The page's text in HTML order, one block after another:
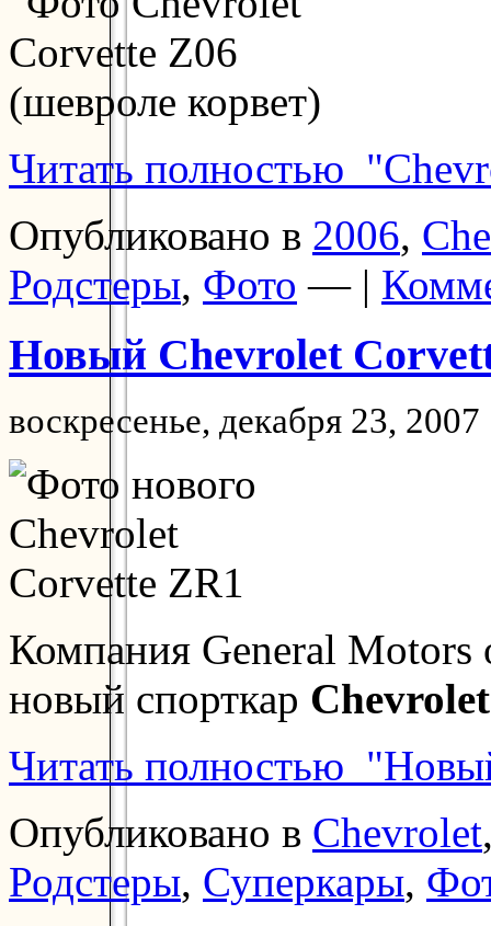
Читать полностью
Опубликовано в 2006,
Родстеры, Фото — |
Новый Chevrolet
воскресенье, декабря 23, 2007
Компания General Motors
новый спорткар
Читать полностью
Опубликовано в Chevrolet
Родстеры, Суперкары,